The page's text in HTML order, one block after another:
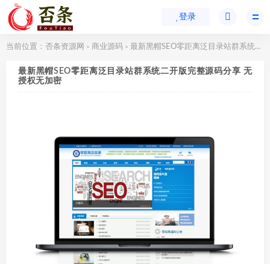
登录
当前位置： 否条资源网 > 商业源码 > 最新黑帽SEO零距离泛目录站群系统二开版完整源码分享 无授权无加密
最新黑帽SEO零距离泛目录站群系统二开版完整源码分享 无
授权无加密